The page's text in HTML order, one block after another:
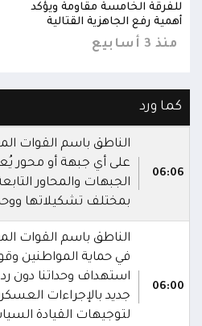
للفرقة الخامسة مقاومة ويؤكد
أهمية رفع الجاهزية القتالية
منذ 3 أسابيع
كما ورد
06:06
الناطق باسم القوات
على أي جبهة أو محور
الجبهات والمحاور
بمختلف تشكيلاتها
06:00
الناطق باسم القوات
في حماية المواطنين
استهداف وحداتنا دون
جديد بالإجراءات
لتوجيهات القيادة